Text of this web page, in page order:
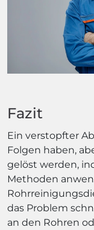
Fazit
Ein verstopfter
Folgen haben,
gelöst werden,
Methoden
das Problem
an den Rohren